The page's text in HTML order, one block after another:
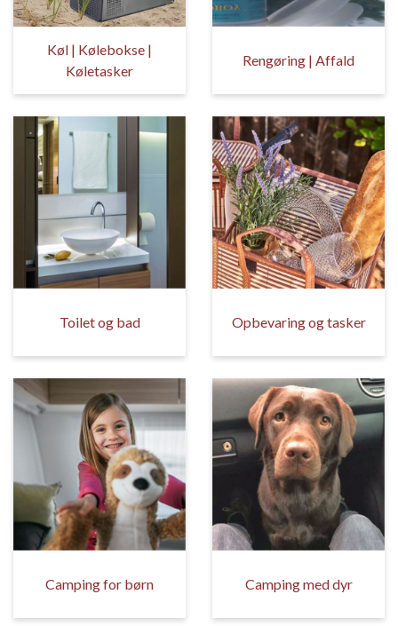
Køl | Kølebokse |
Køletasker
Rengøring | Affald
Toilet og bad Opbevaring og tasker
Camping for børn Camping med dyr